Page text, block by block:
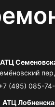
АТЦ
(495) 085-74-
АТЦ